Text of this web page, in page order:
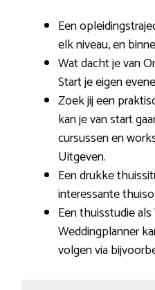
Een
elk niveau, en
Wat dacht je van
Start je eigen
Zoek jij een
kan je van start
cursussen en
Uitgeven.
Een drukke
interessante
Een thuisstudie
Weddingplanner
volgen via